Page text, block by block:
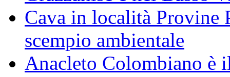
Cava in località Provine
scempio ambientale
Anacleto Colombiano è